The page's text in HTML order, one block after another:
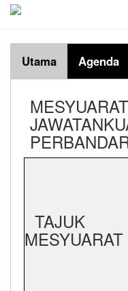
Utama Agenda
TAJUK
MESYUARAT